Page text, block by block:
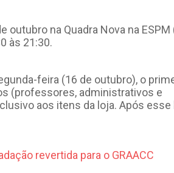
outubro na Quadra Nova na
às 21:30.
feira (16 de outubro), o
(professores, administrativos e
aos itens da loja. Após esse